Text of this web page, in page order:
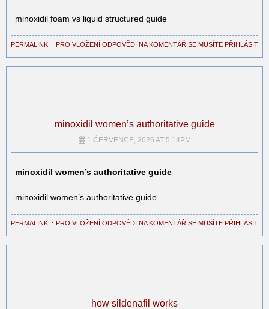
minoxidil foam vs liquid structured guide
PERMALINK ⋅ PRO VLOŽENÍ ODPOVĚDI NA KOMENTÁŘ SE MUSÍTE PŘIHLÁSIT
minoxidil women’s authoritative guide
1 ČERVENCE, 2026 AT 5:14PM
minoxidil women’s authoritative guide
minoxidil women’s authoritative guide
PERMALINK ⋅ PRO VLOŽENÍ ODPOVĚDI NA KOMENTÁŘ SE MUSÍTE PŘIHLÁSIT
how sildenafil works